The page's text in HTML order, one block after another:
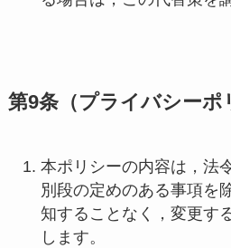
第9条（プライバシーポ
本ポリシーの内容は，法
別段の定めのある事項を
知することなく，変更す
します。